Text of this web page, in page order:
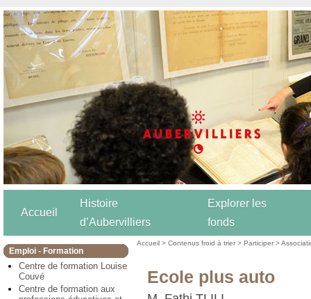
Accueil
Histoire
d’Aubervilliers
Explorer les
fonds
Emploi - Formation
Centre de formation Louise
Couvé
Centre de formation aux
Accueil >Contenus froid à trier >Participer >
Ecole plus auto